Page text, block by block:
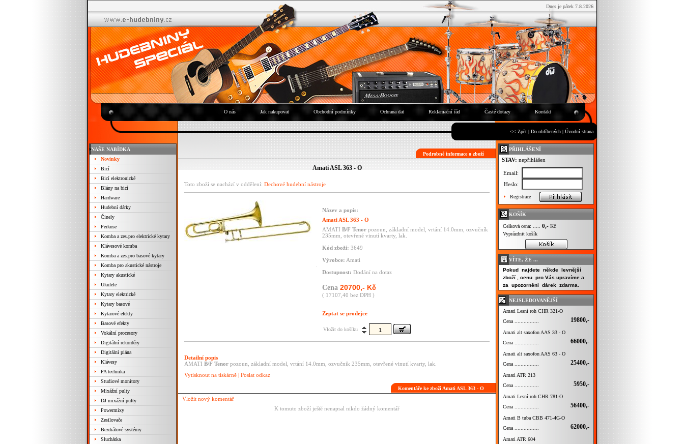
Dnes je pátek 7.8.2026
O nás Jak nakupovat Obchodní podmínky Ochrana dat Reklamační řád Časté dotazy Kontakt
<< Zpět | Do oblíbených | Úvodní strana
NAŠE NABÍDKA
Novinky
Bicí
Bicí elektronické
Blány na bicí
Hardware
Hudební dárky
Činely
Perkuse
Komba a zes.pro elektrické kytary
Klávesové komba
Komba a zes.pro basové kytary
Komba pro akustické nástroje
Kytary akustické
Ukulele
Kytary elektrické
Kytary basové
Kytarové efekty
Basové efekty
Vokální procesory
Digitální rekordéry
Digitální piána
Klávesy
PA technika
Studiové monitory
Mixážní pulty
DJ mixážní pulty
Powermixy
Zesilovače
Bezdrátové systémy
Sluchátka
Podrobné informace o zboží
Amati ASL 363 - O
Toto zboží se nachází v oddělení: Dechové hudební nástroje
Název a popis:
Amati ASL 363 - O
AMATI B/F Tenor pozoun, základní model, vrtání 14.0mm, ozvučník
235mm, otevřené vinutí kvarty, lak.
Kód zboží: 3649
Výrobce: Amati
Dostupnost: Dodání na dotaz
Cena 20700,- Kč
( 17107,40 bez DPH )
Zeptat se prodejce
Vložit do košíku
Detailní popis
AMATI B/F Tenor pozoun, základní model, vrtání 14.0mm, ozvučník 235mm, otevřené vinutí kvarty, lak.
Vytisknout na tiskárně | Poslat odkaz
Komentáře ke zboží Amati ASL 363 - O
Vložit nový komentář
K tomuto zboží ještě nenapsal nikdo žádný komentář
PŘIHLÁŠENÍ
STAV: nepřihlášen
Email:
Heslo:
Registrace
KOŠÍK
Celková cena: ..... 0,- Kč
Vyprázdnit košík
VÍTE, ŽE ...
Pokud najdete někde levnější
zboží , cenu pro Vás upravíme a
za upozornění dárek zdarma.
NEJSLEDOVANĚJŠÍ
Amati Lesní roh CHR 321-O
Cena ................
19800,-
Amati alt saxofon AAS 33 - O
Cena ................
66000,-
Amati alt saxofon AAS 63 - O
Cena ................
25400,-
Amati ATR 213
Cena ................
5950,-
Amati Lesní roh CHR 781-O
Cena ................
56400,-
Amati B tuba CBB 471-4G-O
Cena ................
62000,-
Amati ATR 604